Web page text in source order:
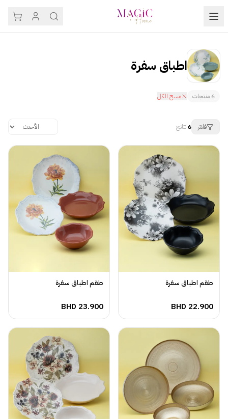
اطباق سفرة
6 منتجات مسح الكل
فلاتر 6نتائج
طقم اطباق سفرة
BHD 22.900
طقم اطباق سفرة
BHD 23.900